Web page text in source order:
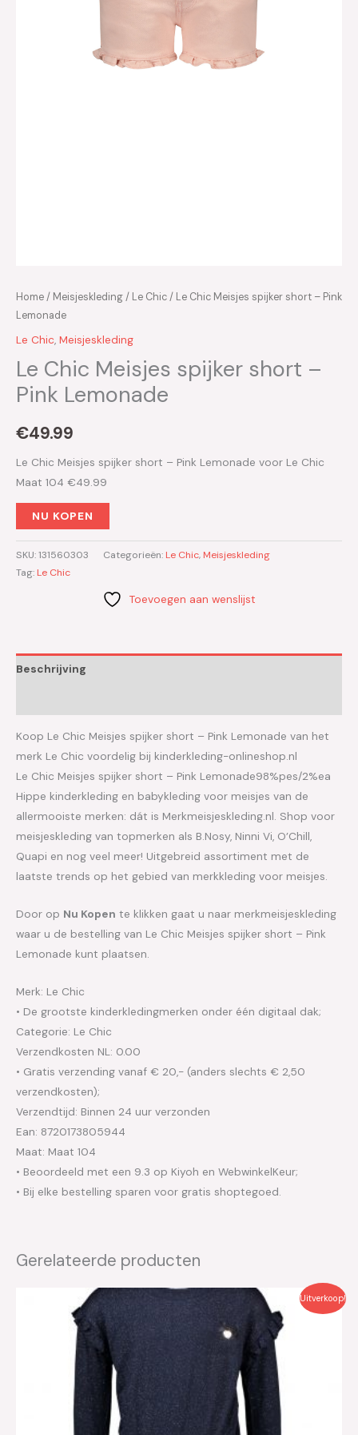
Home/ Meisjeskleding/ Le Chic/ Le Chic Meisjes spijker short – Pink
Lemonade
Le Chic, Meisjeskleding
Le Chic Meisjes spijker short –
Pink Lemonade
€49.99
Le Chic Meisjes spijker short – Pink Lemonade voor Le Chic
Maat 104 €49.99
NU KOPEN
SKU:131560303 Categorieën: Le Chic, Meisjeskleding
Tag: Le Chic
Toevoegen aan wenslijst
Beschrijving
Koop Le Chic Meisjes spijker short – Pink Lemonade van het
merk Le Chic voordelig bij kinderkleding-onlineshop.nl
Le Chic Meisjes spijker short – Pink Lemonade98%pes/2%ea
Hippe kinderkleding en babykleding voor meisjes van de
allermooiste merken: dát is Merkmeisjeskleding.nl. Shop voor
meisjeskleding van topmerken als B.Nosy, Ninni Vi, O’Chill,
Quapi en nog veel meer! Uitgebreid assortiment met de
laatste trends op het gebied van merkkleding voor meisjes.
Door op Nu Kopen te klikken gaat u naar merkmeisjeskleding
waar u de bestelling van Le Chic Meisjes spijker short – Pink
Lemonade kunt plaatsen.
Merk: Le Chic
• De grootste kinderkledingmerken onder één digitaal dak;
Categorie: Le Chic
Verzendkosten NL: 0.00
• Gratis verzending vanaf € 20,- (anders slechts € 2,50
verzendkosten);
Verzendtijd: Binnen 24 uur verzonden
Ean: 8720173805944
Maat: Maat 104
• Beoordeeld met een 9.3 op Kiyoh en WebwinkelKeur;
• Bij elke bestelling sparen voor gratis shoptegoed.
Gerelateerde producten
Uitverkoop!
Oorspronkelijke
was:
€69.99.
Huidige
prijs
is:
€35.00.